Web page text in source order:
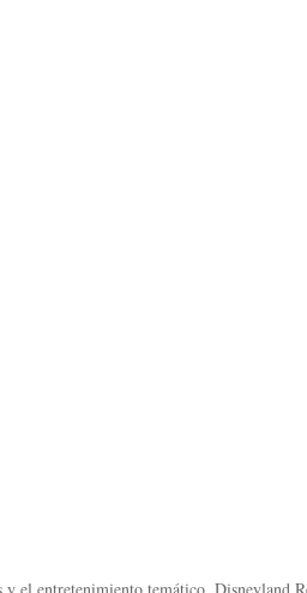
y el entretenimiento temático, Disneyland